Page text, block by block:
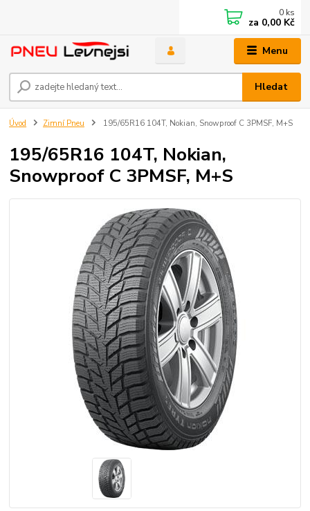
Menu
Hledat
0 ks
za 0,00 Kč
Úvod Zimní Pneu 195/65R16 104T, Nokian, Snowproof C 3PMSF, M+S
195/65R16 104T, Nokian,
Snowproof C 3PMSF, M+S